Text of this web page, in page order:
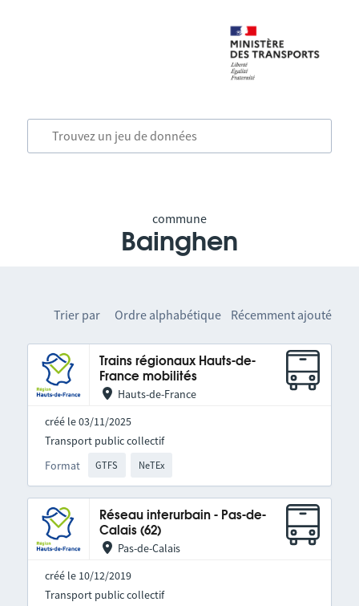
commune
Bainghen
Trier par Ordre alphabétique Récemment ajouté
Trains régionaux Hauts-de-
France mobilités
Hauts-de-France
créé le 03/11/2025
Format GTFS NeTEx
Transport public collectif
Réseau interurbain - Pas-de-
Calais (62)
Pas-de-Calais
créé le 10/12/2019
Transport public collectif